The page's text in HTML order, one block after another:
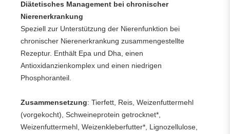
Diätetisches Management bei chronischer
Nierenerkrankung
Speziell zur Unterstützung der Nierenfunktion bei
chronischer Nierenerkrankung zusammengestellte
Rezeptur. Enthält Epa und Dha, einen
Antioxidanzienkomplex und einen niedrigen
Phosphoranteil.
Zusammensetzung: Tierfett, Reis, Weizenfuttermehl
(vorgekocht), Schweineprotein getrocknet*,
Weizenfuttermehl, Weizenkleberfutter*, Lignozellulose,